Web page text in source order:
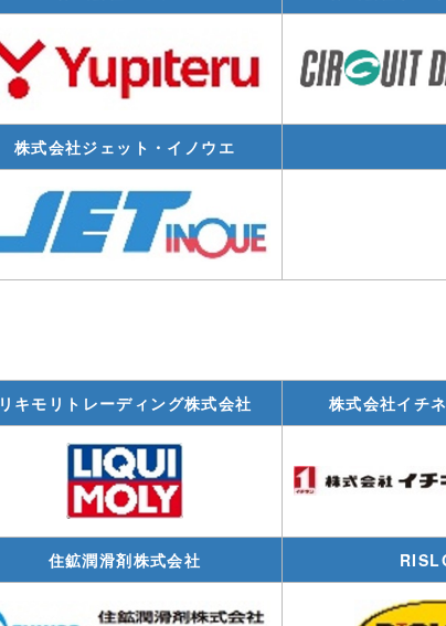
株式会社ジェット・イノウエ
リキモリトレーディング株式会社 株式会社イチ
住鉱潤滑剤株式会社